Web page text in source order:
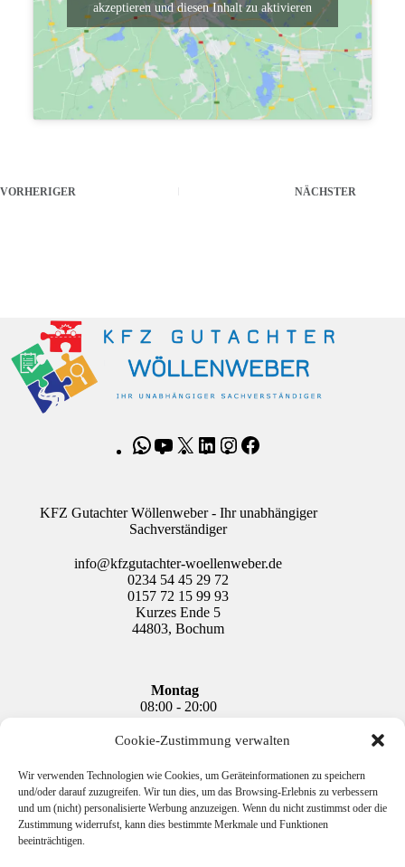
Cookie-Zustimmung verwalten
Wir verwenden Technologien wie Cookies, um Geräteinformationen zu speichern
und/oder darauf zuzugreifen. Wir tun dies, um das Browsing-Erlebnis zu verbessern
und um (nicht) personalisierte Werbung anzuzeigen. Wenn du nicht zustimmst oder die
Zustimmung widerrufst, kann dies bestimmte Merkmale und Funktionen
beeinträchtigen.
akzeptieren und diesen Inhalt zu aktivieren
VORHERIGER NÄCHSTER
KFZ Gutachter Wöllenweber - Ihr unabhängiger
Sachverständiger
info@kfzgutachter-woellenweber.de
0234 54 45 29 72
0157 72 15 99 93
Kurzes Ende 5
44803,Bochum
Montag
08:00 - 20:00
08:00 - 20:00
Mittwoch
08:00 - 20:00
Donnerstag
08:00 - 20:00